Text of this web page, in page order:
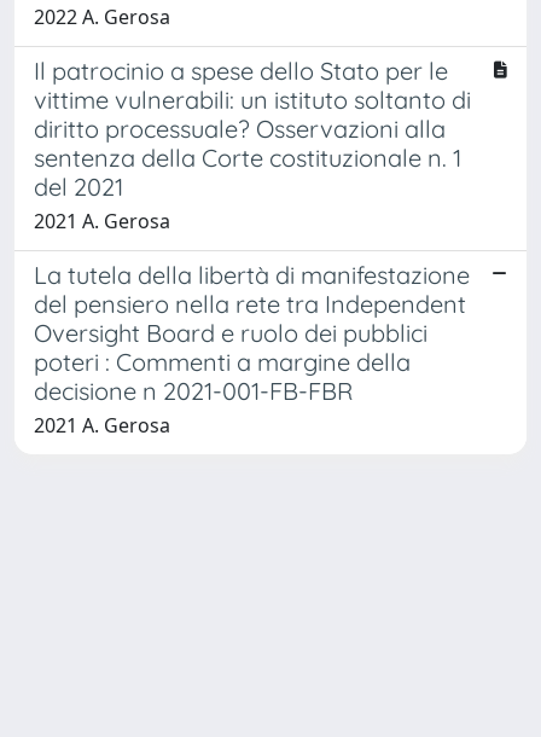
2022 A. Gerosa
Il patrocinio a spese dello Stato per le
vittime vulnerabili: un istituto soltanto di
diritto processuale? Osservazioni alla
sentenza della Corte costituzionale n. 1
del 2021
2021 A. Gerosa
La tutela della libertà di manifestazione
del pensiero nella rete tra Independent
Oversight Board e ruolo dei pubblici
poteri : Commenti a margine della
decisione n 2021-001-FB-FBR
2021 A. Gerosa